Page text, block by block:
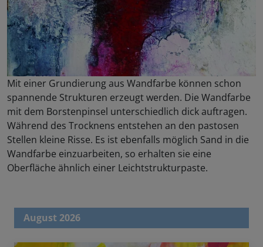
Mit einer Grundierung aus Wandfarbe können schon
spannende Strukturen erzeugt werden. Die Wandfarbe
mit dem Borstenpinsel unterschiedlich dick auftragen.
Während des Trocknens entstehen an den pastosen
Stellen kleine Risse. Es ist ebenfalls möglich Sand in die
Wandfarbe einzuarbeiten, so erhalten sie eine
Oberfläche ähnlich einer Leichtstrukturpaste.
August 2026